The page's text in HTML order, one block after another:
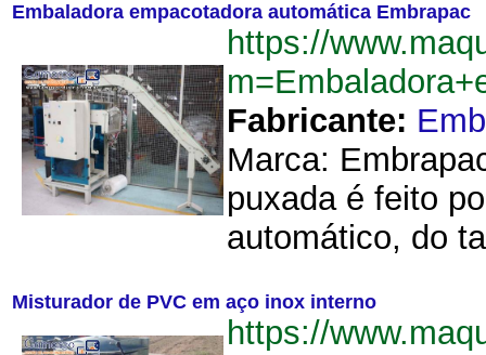
Embaladora empacotadora automática Embrapac
https://
Fabricante:
Marca:
puxada é feito
automático, do
Misturador de PVC em aço inox interno
https://